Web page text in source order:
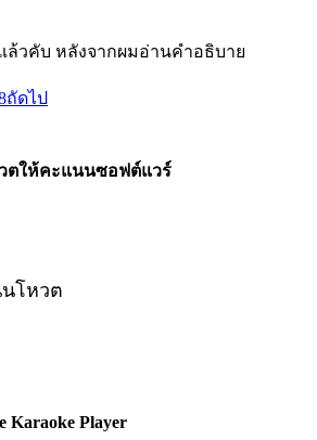
วคับ หลังจากผมอ่านคำอธิบาย
ถัดไป
ตให้คะแนนซอฟต์แวร์
โหวต
Karaoke Player